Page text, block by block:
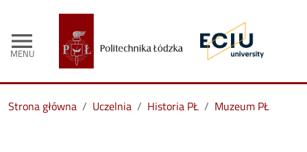
menu
MENU
Strona główna Uczelnia Historia PŁ Muzeum PŁ